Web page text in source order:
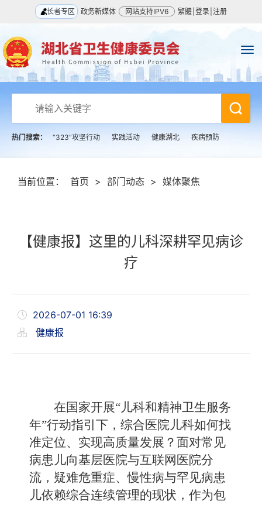
长者专区 政务新媒体 网站支持IPV6 繁體 登录 注册
热门搜索： “323”攻坚行动 实践活动 健康湖北 疾病预防
当前位置： 首页 > 部门动态 > 媒体聚焦
【健康报】这里的儿科深耕罕见病诊
疗
2026-07-01 16:39
健康报
在国家开展“儿科和精神卫生服务
年”行动指引下，综合医院儿科如何找
准定位、实现高质量发展？面对常见
病患儿向基层医院与互联网医院分
流，疑难危重症、慢性病与罕见病患
儿依赖综合连续管理的现状，作为包